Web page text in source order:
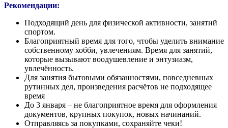
Рекомендации:
Подходящий день для физической активности, занятий
спортом.
Благоприятный время для того, чтобы уделить внимание
собственному хобби, увлечениям. Время для занятий,
которые вызывают воодушевление и энтузиазм,
увлечённость.
Для занятия бытовыми обязанностями, повседневных
рутинных дел, произведения расчётов не подходящее
время
До 3 января – не благоприятное время для оформления
документов, крупных покупок, новых начинаний.
Отправляясь за покупками, сохраняйте чеки!